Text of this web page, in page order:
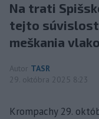
Na trati
tejto
meškania
Autor TASR
29. októbra 2025 8:23
Krompachy 29.